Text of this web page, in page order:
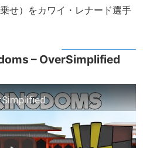
せ）をカワイ・レナード選手
– OverSimplified